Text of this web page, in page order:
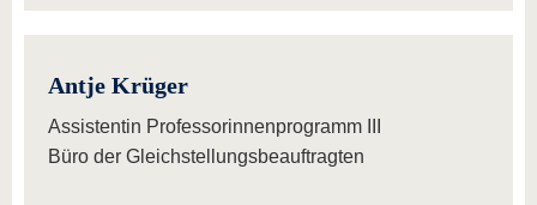
Antje Krüger
Assistentin Professorinnenprogramm III
Büro der Gleichstellungsbeauftragten